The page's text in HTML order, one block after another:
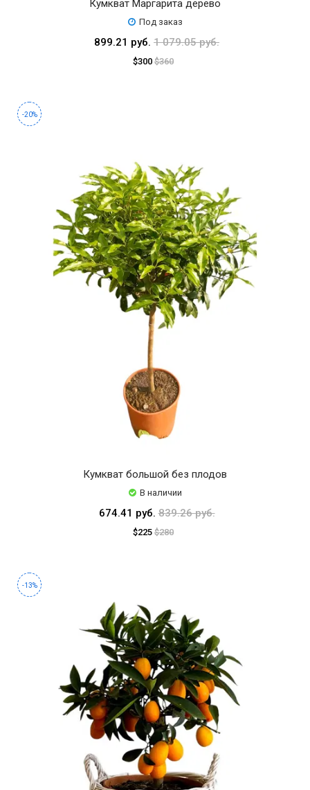
Кумкват Маргарита дерево
Под заказ
899.21 руб. 1 079.05 руб.
$300 $360
-20%
Кумкват большой без плодов
В наличии
674.41 руб.839.26 руб.
$225 $280
-13%